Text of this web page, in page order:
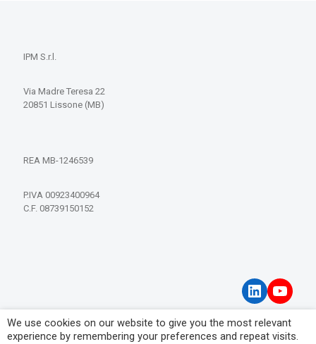
IPM S.r.l.
Via Madre Teresa 22
20851 Lissone (MB)
REA MB-1246539
P.IVA 00923400964
C.F. 08739150152
LinkedIn
Privacy Policy
We use cookies on our website to give you the most relevant
experience by remembering your preferences and repeat visits.